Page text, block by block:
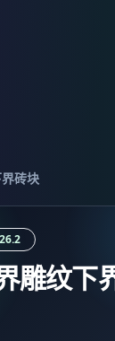
砖块
雕纹下